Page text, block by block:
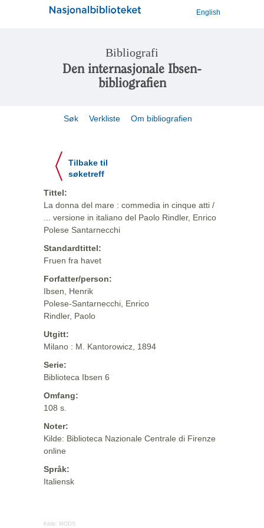
English
Bibliografi
Den internasjonale Ibsen-
bibliografien
Søk Verkliste Om bibliografien
Tilbake til
søketreff
Tittel:
La donna del mare : commedia in cinque atti /
... versione in italiano del Paolo Rindler, Enrico
Polese Santarnecchi
Standardtittel:
Fruen fra havet
Forfatter/person:
Ibsen, Henrik
Polese-Santarnecchi, Enrico
Rindler, Paolo
Utgitt:
Milano : M. Kantorowicz, 1894
Serie:
Biblioteca Ibsen 6
Omfang:
108 s.
Noter:
Kilde: Biblioteca Nazionale Centrale di Firenze
online
Språk:
Italiensk
Kilde: MODS